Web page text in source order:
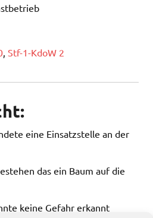
Stf-1-KdoW 2
eine Einsatzstelle an der
das ein Baum auf die
keine Gefahr erkannt